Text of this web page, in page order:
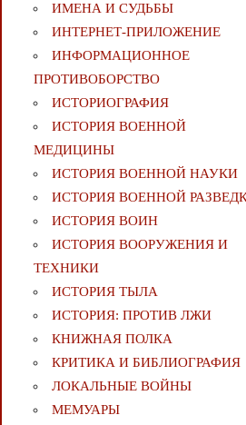
ИМЕНА И СУДЬБЫ
ИНТЕРНЕТ-ПРИЛОЖЕНИЕ
ИНФОРМАЦИОННОЕ
ПРОТИВОБОРСТВО
ИСТОРИОГРАФИЯ
ИСТОРИЯ ВОЕННОЙ
МЕДИЦИНЫ
ИСТОРИЯ ВОЕННОЙ НАУКИ
ИСТОРИЯ ВОЕННОЙ
ИСТОРИЯ ВОИН
ИСТОРИЯ ВООРУЖЕНИЯ И
ТЕХНИКИ
ИСТОРИЯ ТЫЛА
ИСТОРИЯ: ПРОТИВ ЛЖИ
КНИЖНАЯ ПОЛКА
КРИТИКА И БИБЛИОГРАФИЯ
ЛОКАЛЬНЫЕ ВОЙНЫ
МЕМУАРЫ